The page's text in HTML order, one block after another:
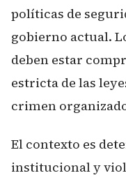
políticas de
gobierno actual.
deben estar
estricta de las
crimen
El contexto es
institucional y